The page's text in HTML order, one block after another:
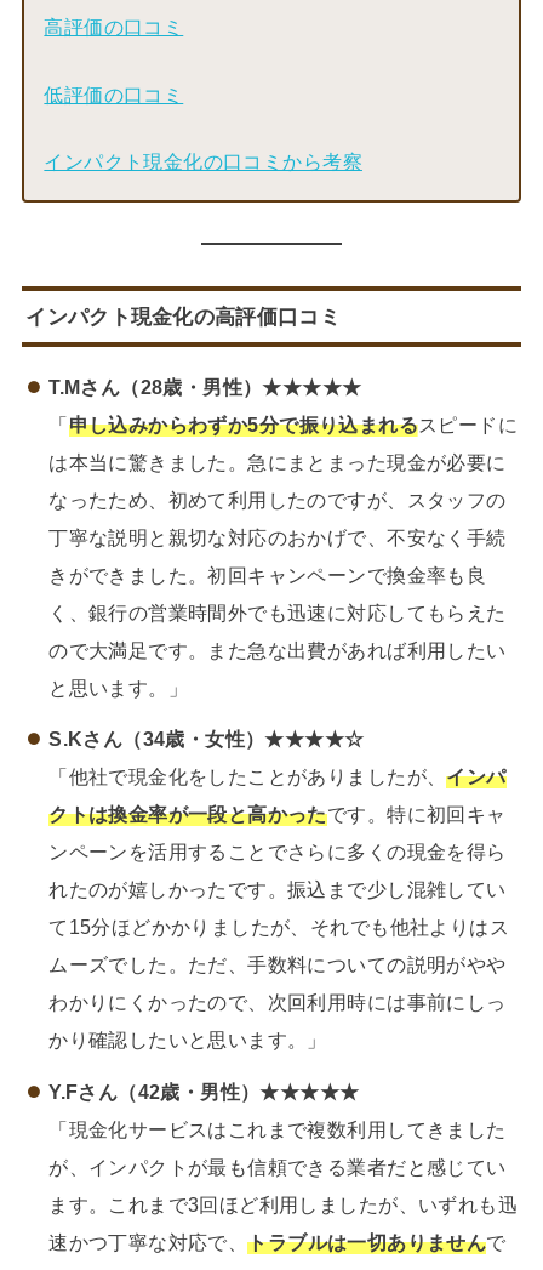
高評価の口コミ
低評価の口コミ
インパクト現金化の口コミから考察
インパクト現金化の高評価口コミ
T.Mさん（28歳・男性）★★★★★
「申し込みからわずか5分で振り込まれるスピードに
は本当に驚きました。急にまとまった現金が必要に
なったため、初めて利用したのですが、スタッフの
丁寧な説明と親切な対応のおかげで、不安なく手続
きができました。初回キャンペーンで換金率も良
く、銀行の営業時間外でも迅速に対応してもらえた
ので大満足です。また急な出費があれば利用したい
と思います。」
S.Kさん（34歳・女性）★★★★☆
「他社で現金化をしたことがありましたが、インパ
クトは換金率が一段と高かったです。特に初回キャ
ンペーンを活用することでさらに多くの現金を得ら
れたのが嬉しかったです。振込まで少し混雑してい
て15分ほどかかりましたが、それでも他社よりはス
ムーズでした。ただ、手数料についての説明がやや
わかりにくかったので、次回利用時には事前にしっ
かり確認したいと思います。」
Y.Fさん（42歳・男性）★★★★★
「現金化サービスはこれまで複数利用してきました
が、インパクトが最も信頼できる業者だと感じてい
ます。これまで3回ほど利用しましたが、いずれも迅
速かつ丁寧な対応で、トラブルは一切ありませんで